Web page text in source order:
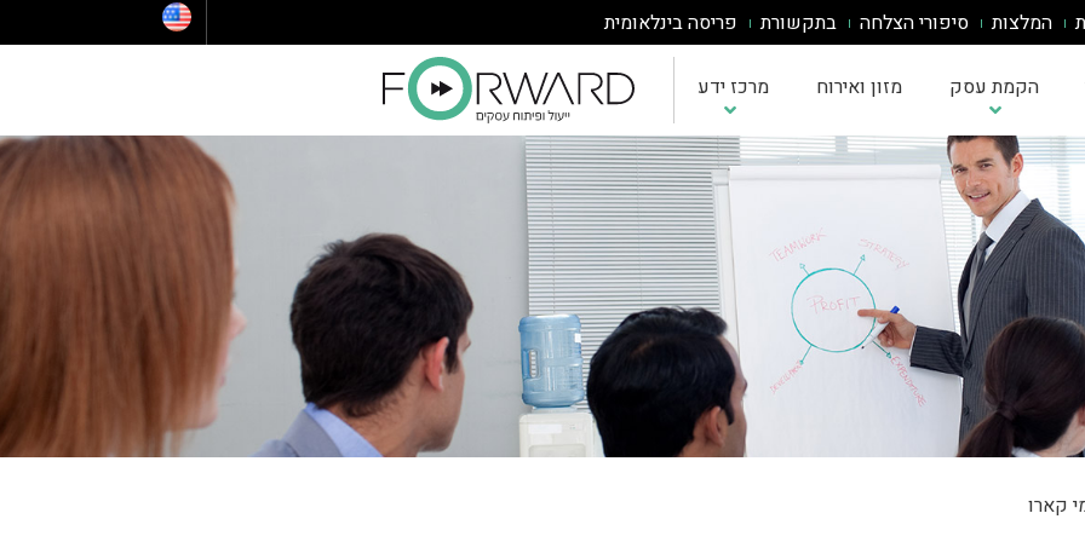
פריסה בינלאומית בתקשורת סיפורי הצלחה המלצות
אבחון בשלות AI
אסטרטגיית AI לעסק
מחשבון ROI לפרויקטי AI
הטמעת ChatGPT/Claude
אינטגרציית AI למערכות
הדרכות AI לעובדים
מדיניות וממשל AI
ייעוץ עסקי לעסקים הרוצים להכנס לשוק איחוד האמירויות
שירותי ייעוץ ופיתוח עסקי באירופה
הקמת עסק
כתיבת תוכנית עסקית
תוכנית עסקית לעסק קטן
תוכנית עסקית למוצר חדש
תוכנית עסקית לחנות בגדים
תוכנית עסקית לאפליקציה
תוכנית עסקית למסעדה
קו אשראי לעסקים קטנים
הלוואה בערבות המדינה
ויזה כאל הלוואה
קרן איפלא
מימון ישיר הלוואות
קרן תנופה
פיצויים לעסקים — שאגת הארי
מזון ואירוח מרכז ידע
קארו